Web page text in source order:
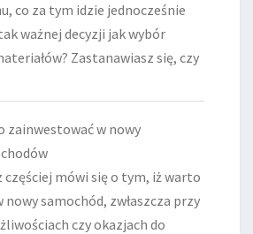
co za tym idzie jednocześnie
ważnej decyzji jak wybór
Zastanawiasz się, czy
zainwestować w nowy
częściej mówi się o tym, iż warto
samochód, zwłaszcza przy
czy okazjach do